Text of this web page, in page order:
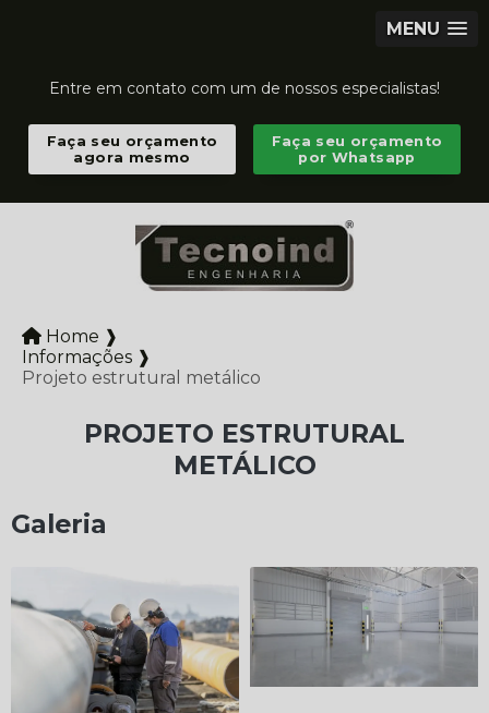
MENU
Entre em contato com um de nossos especialistas!
Faça seu orçamento
agora mesmo
Faça seu orçamento
por Whatsapp
Home ❱
Informações ❱
Projeto estrutural metálico
PROJETO ESTRUTURAL
METÁLICO
Galeria